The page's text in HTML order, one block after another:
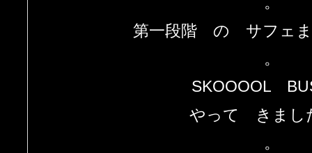
第一段階 の サフェ
。
SKOOOOL
やって きまし
。